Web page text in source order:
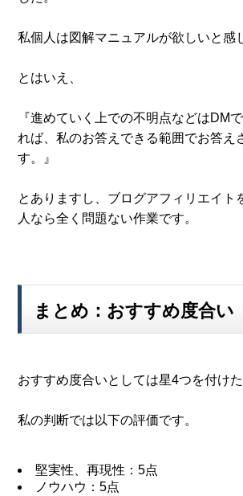
私個人は図解マニュアルが欲しいと感
とはいえ、
『進めていく上での不明点などはDM
れば、私のお答えできる範囲でお答え
す。』
とありますし、ブログアフィリエイト
人なら全く問題ない作業です。
まとめ：おすすめ度合い
おすすめ度合いとしては星4つを付けた
私の判断では以下の評価です。
堅実性、再現性：5点
ノウハウ：5点